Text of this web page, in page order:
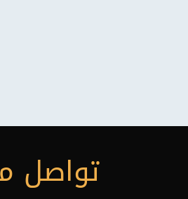
تواصل